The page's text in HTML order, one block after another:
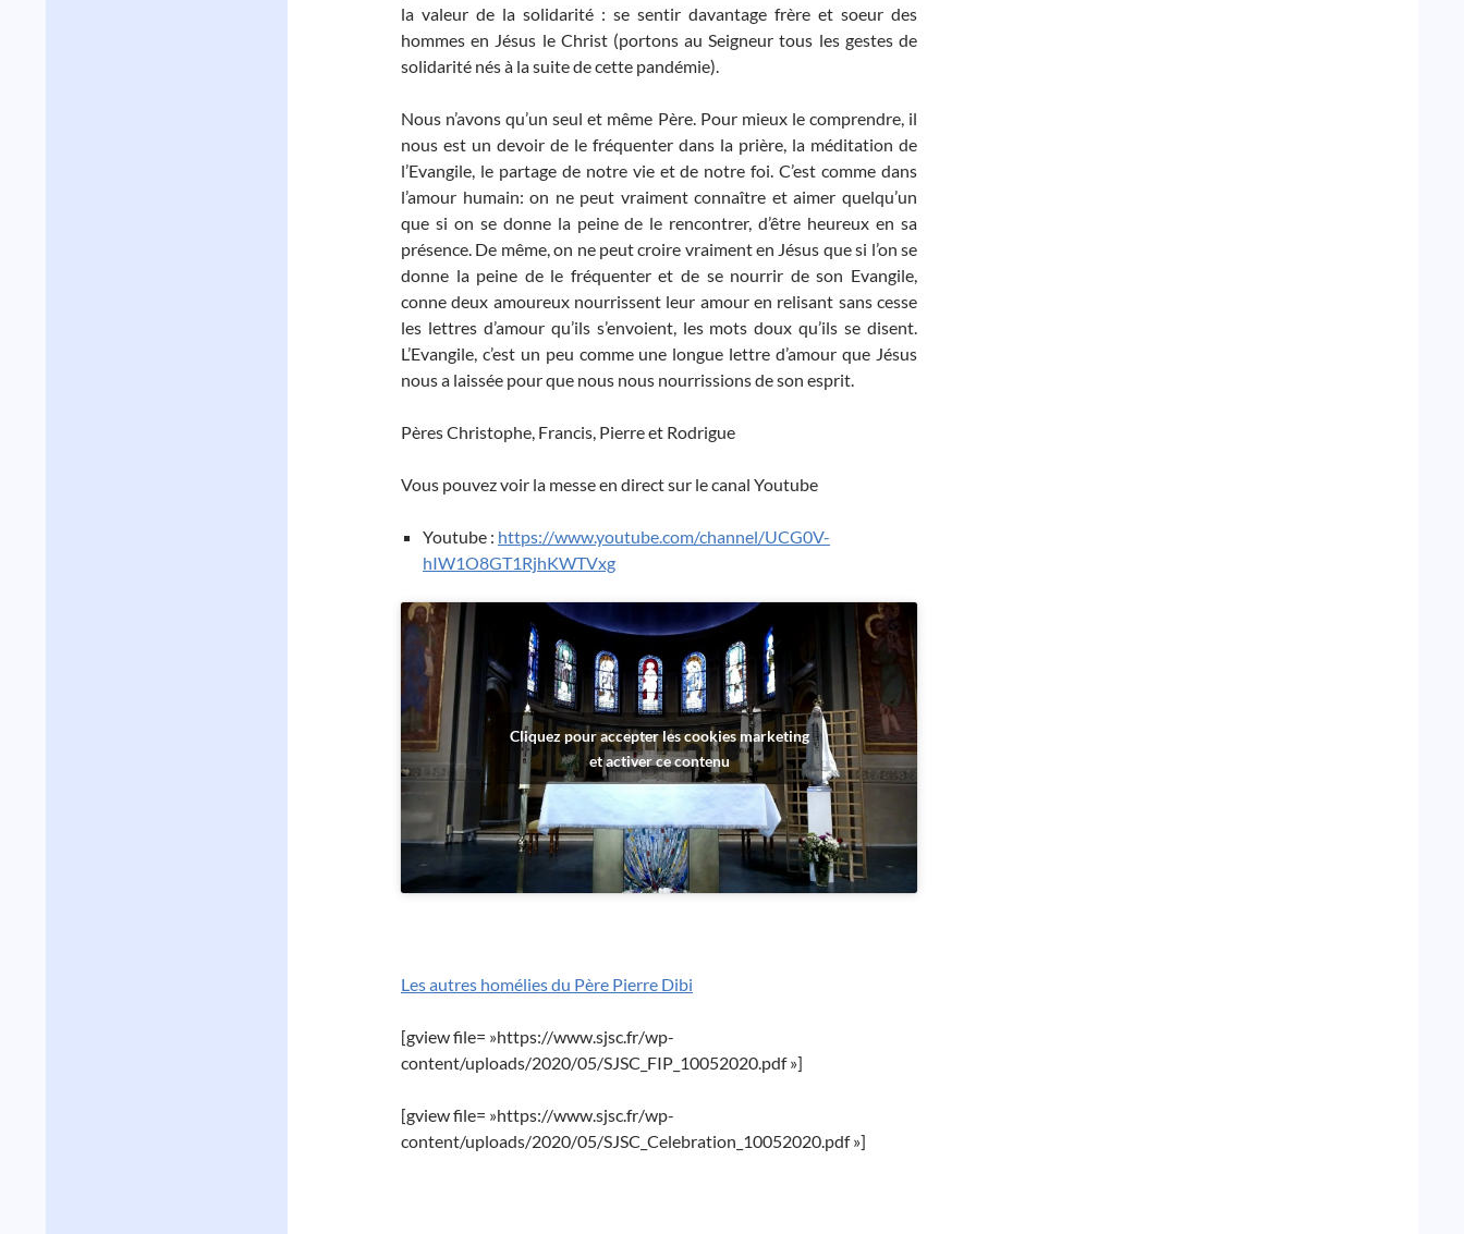
la valeur de la solidarité : se sentir davantage frère et soeur des
hommes en Jésus le Christ (portons au Seigneur tous les gestes de
solidarité nés à la suite de cette pandémie).
Nous n’avons qu’un seul et même Père. Pour mieux le comprendre, il
nous est un devoir de le fréquenter dans la prière, la méditation de
l’Evangile, le partage de notre vie et de notre foi. C’est comme dans
l’amour humain: on ne peut vraiment connaître et aimer quelqu’un
que si on se donne la peine de le rencontrer, d’être heureux en sa
présence. De même, on ne peut croire vraiment en Jésus que si l’on se
donne la peine de le fréquenter et de se nourrir de son Evangile,
conne deux amoureux nourrissent leur amour en relisant sans cesse
les lettres d’amour qu’ils s’envoient, les mots doux qu’ils se disent.
L’Evangile, c’est un peu comme une longue lettre d’amour que Jésus
nous a laissée pour que nous nous nourrissions de son esprit.
Pères Christophe, Francis, Pierre et Rodrigue
Vous pouvez voir la messe en direct sur le canal Youtube
Youtube : https://www.youtube.com/channel/UCG0V-
hIW1O8GT1RjhKWTVxg
Cliquez pour accepter les cookies marketing
et activer ce contenu
Les autres homélies du Père Pierre Dibi
[gview file= »https://www.sjsc.fr/wp-
content/uploads/2020/05/SJSC_FIP_10052020.pdf »]
[gview file= »https://www.sjsc.fr/wp-
content/uploads/2020/05/SJSC_Celebration_10052020.pdf »]